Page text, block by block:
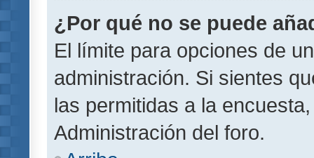
¿Por qué no se puede
El límite para opciones de
administración. Si sientes
las permitidas a la
Administración del foro.